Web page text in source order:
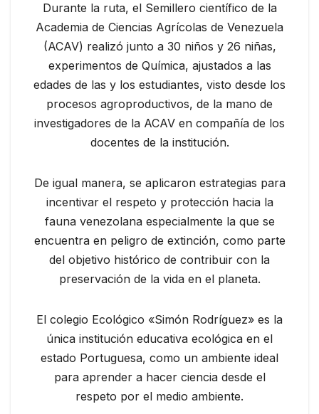
Durante la ruta, el Semillero científico de la
Academia de Ciencias Agrícolas de Venezuela
(ACAV) realizó junto a 30 niños y 26 niñas,
experimentos de Química, ajustados a las
edades de las y los estudiantes, visto desde los
procesos agroproductivos, de la mano de
investigadores de la ACAV en compañía de los
docentes de la institución.
De igual manera, se aplicaron estrategias para
incentivar el respeto y protección hacia la
fauna venezolana especialmente la que se
encuentra en peligro de extinción, como parte
del objetivo histórico de contribuir con la
preservación de la vida en el planeta.
El colegio Ecológico «Simón Rodríguez» es la
única institución educativa ecológica en el
estado Portuguesa, como un ambiente ideal
para aprender a hacer ciencia desde el
respeto por el medio ambiente.